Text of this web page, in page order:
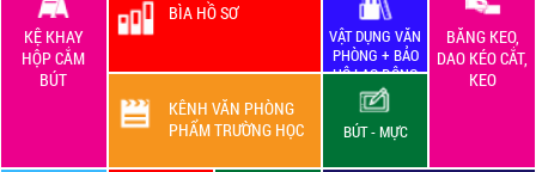
KỆ KHAY
HỘP CẮM
BÚT
BÌA HỒ SƠ
VẬT DỤNG VĂN
PHÒNG + BẢO
HỘ LAO ĐỘNG
BĂNG KEO,
DAO KÉO CẮT,
KEO
KÊNH VĂN PHÒNG
PHẨM TRƯỜNG HỌC
BÚT - MỰC